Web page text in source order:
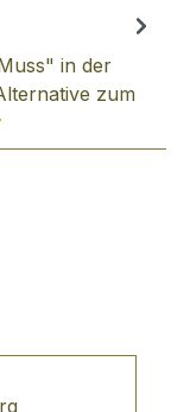
in der
zum